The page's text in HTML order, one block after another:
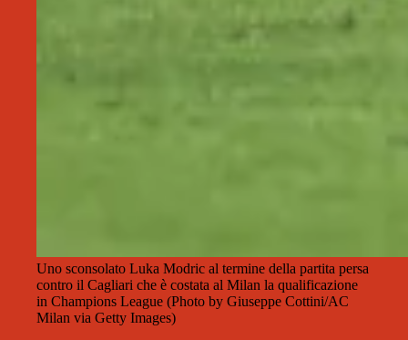
Uno sconsolato Luka Modric al termine della partita persa
contro il Cagliari che è costata al Milan la qualificazione
in Champions League (Photo by Giuseppe Cottini/AC
Milan via Getty Images)